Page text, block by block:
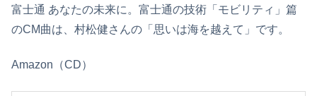
富士通 あなたの未来に。富士通の技術「モビリティ」篇
のCM曲は、村松健さんの「思いは海を越えて」です。
Amazon（CD）